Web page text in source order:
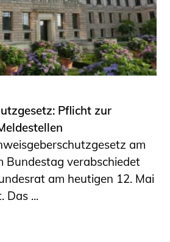
Pflicht zur
am
Bundestag verabschiedet
am heutigen 12. Mai
Das ...